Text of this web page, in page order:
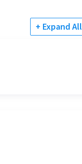
+ Expand All